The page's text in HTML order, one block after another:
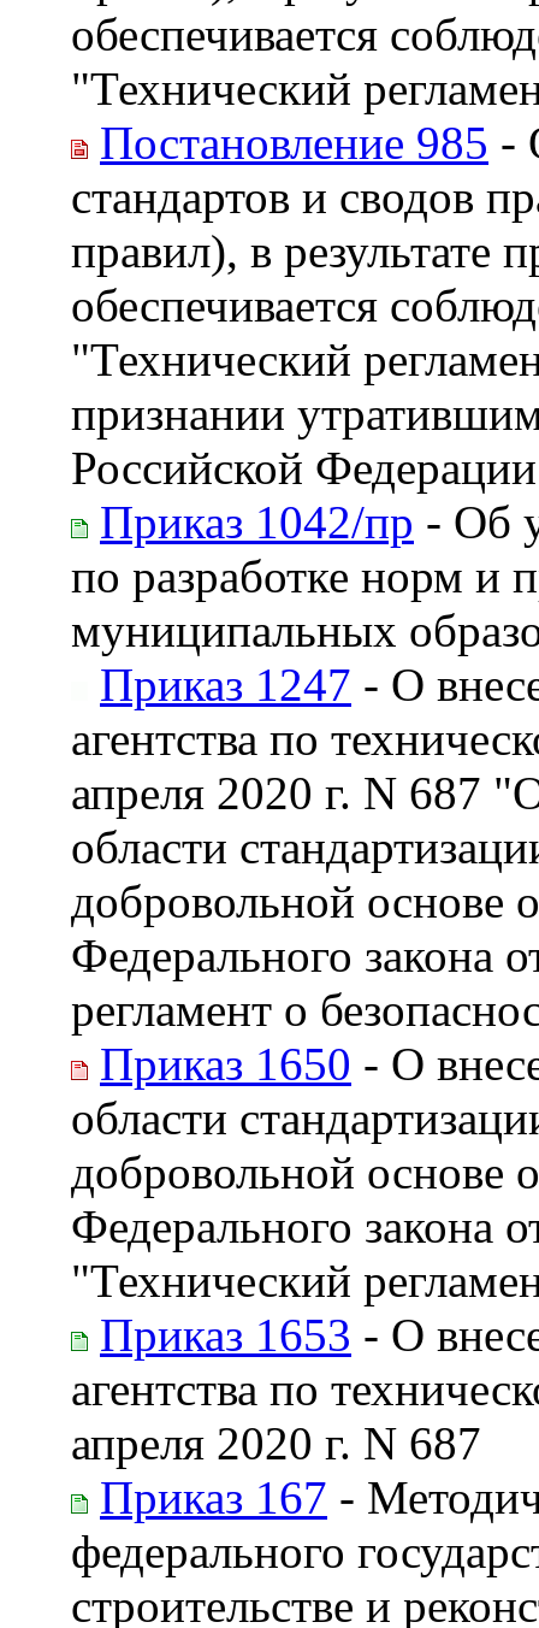
обеспечивается
"Технический
Постановление 985 -
стандартов и сводов
правил), в результате
обеспечивается
"Технический
признании
Российской Федерации
Приказ 1042/пр - Об
по разработке норм и
муниципальных
Приказ 1247 - О
агентства по
апреля 2020 г. N 687
области
добровольной основе
Федерального закона
регламент о
Приказ 1650 - О
области
добровольной основе
Федерального закона
"Технический
Приказ 1653 - О
агентства по
апреля 2020 г. N 687
Приказ 167 -
федерального
строительстве и